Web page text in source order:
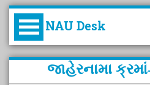
NAU Desk
કુલપતિની પરિવર્તનકારી
વિહંગાવલોકન (ઓક્ટોબર
જાહેરનામા